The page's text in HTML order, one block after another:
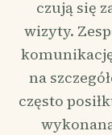
czują się
wizyty.
na
często